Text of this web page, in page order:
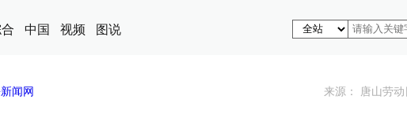
中国 视频 图说
闻网 来源： 唐山劳动